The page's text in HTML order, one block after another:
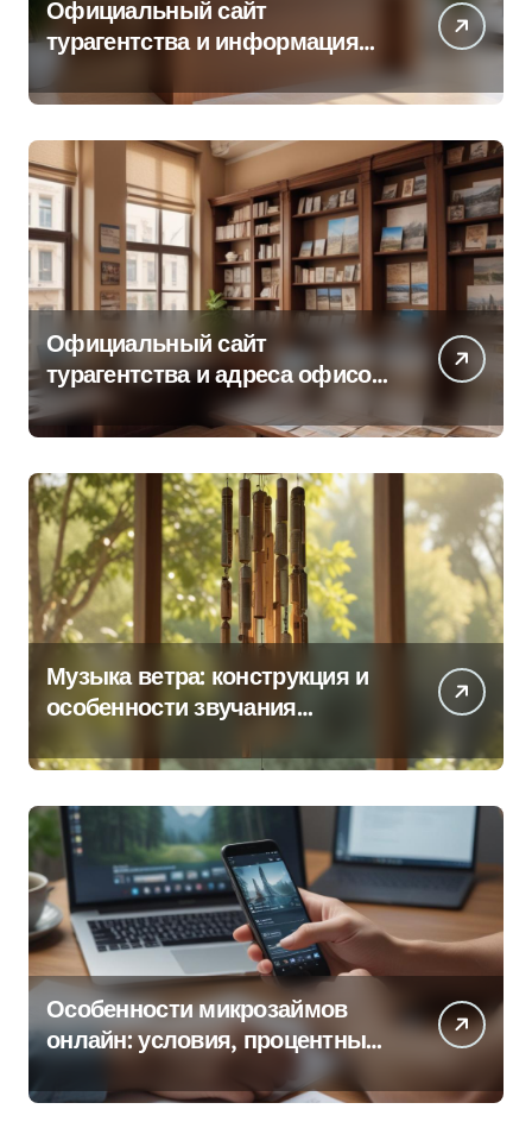
Официальный сайт
турагентства и информация
Официальный сайт
турагентства и адреса офисов
продаж по регионам
Музыка ветра: конструкция и
особенности звучания
Особенности микрозаймов
онлайн: условия, процентные
ставки и порядок оформления